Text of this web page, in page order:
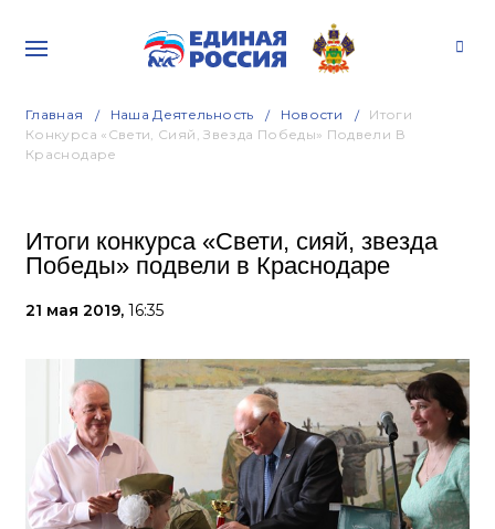
Главная Наша Деятельность Новости
Итоги
Конкурса «Свети, Сияй, Звезда Победы» Подвели В
Краснодаре
Итоги конкурса «Свети, сияй, звезда
Победы» подвели в Краснодаре
21 мая 2019, 16:35